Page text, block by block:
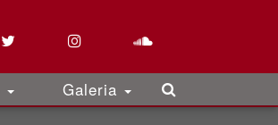
Galeria